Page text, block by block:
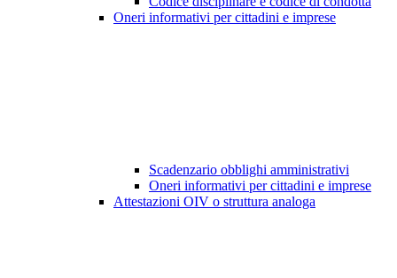
Oneri informativi per cittadini e imprese
Scadenzario obblighi amministrativi
Oneri informativi per cittadini e imprese
Attestazioni OIV o struttura analoga